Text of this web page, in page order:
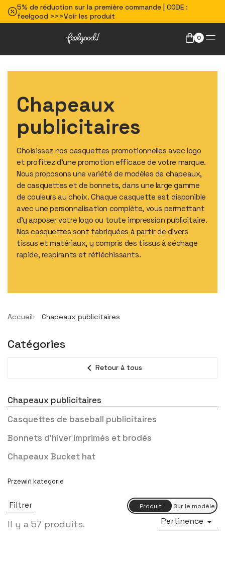
5% de réduction sur la première commande | CODE :
feelgood >>>Voir les produit
0
Chapeaux
publicitaires
Choisissez nos casquettes promotionnelles avec logo
et profitez d'une promotion efficace de votre marque.
Nous proposons une variété de modèles de chapeaux,
de casquettes et de bonnets, dans une large gamme
de couleurs au choix. Chaque casquette est disponible
avec une personnalisation complète, vous permettant
d'y apposer votre logo ou toute impression publicitaire.
Nos casquettes sont fabriquées à partir de divers
tissus et matériaux, y compris des tissus à séchage
rapide, respirants et réfléchissants.
Accueil Chapeaux publicitaires
Catégories
expand_less Retour à tous
Chapeaux publicitaires
Casquettes de baseball publicitaires
Bonnets d'hiver imprimés et brodés
Chapeaux Bucket hat
Filtrer
Il y a 57 produits. Pertinence 